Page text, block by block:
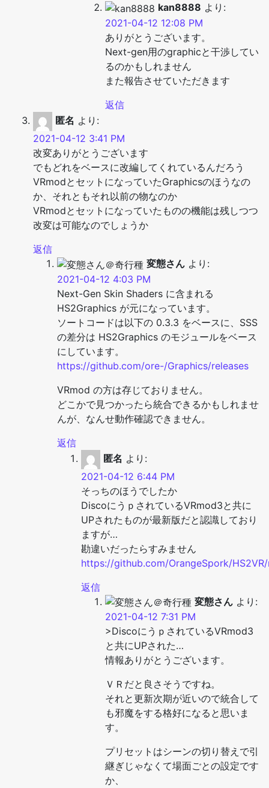
kan8888 より:
2021-04-12 12:08 PM
ありがとうございます。
Next-gen用のgraphicと干渉してい
るのかもしれません
また報告させていただきます
返信
匿名 より:
2021-04-12 3:41 PM
改変ありがとうございます
でもどれをベースに改編してくれているんだろう
VRmodとセットになっていたGraphicsのほうなの
か、それともそれ以前の物なのか
VRmodとセットになっていたものの機能は残しつつ
改変は可能なのでしょうか
返信
変態さん より:
2021-04-12 4:03 PM
Next-Gen Skin Shaders に含まれる
HS2Graphics が元になっています。
ソートコードは以下の 0.3.3 をベースに、SSS
の差分は HS2Graphics のモジュールをベース
にしています。
https://github.com/ore-/Graphics/releases
VRmod の方は存じておりません。
どこかで見つかったら統合できるかもしれませ
んが、なんせ動作確認できません。
返信
匿名 より:
2021-04-12 6:44 PM
そっちのほうでしたか
DiscoにうｐされているVRmod3と共に
UPされたものが最新版だと認識しており
ますが…
勘違いだったらすみません
https://github.com/OrangeSpork/
返信
変態さん より:
2021-04-12 7:31 PM
>DiscoにうｐされているVRmod3
と共にUPされた…
情報ありがとうございます。
ＶＲだと良さそうですね。
それと更新次期が近いので統合して
も邪魔をする格好になると思いま
す。
プリセットはシーンの切り替えで引
継ぎじゃなくて場面ごとの設定です
か、